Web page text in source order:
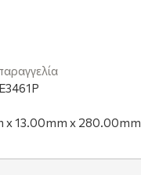
E3461P
x 13.00mm x 280.00mm